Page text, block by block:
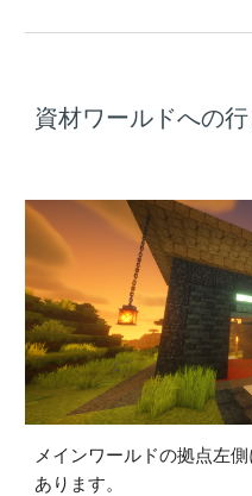
資材ワールドへの
メインワールドの拠点左
あります。